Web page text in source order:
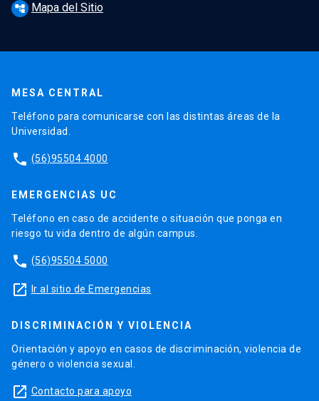
account_tree Mapa del Sitio
MESA CENTRAL
Teléfono para comunicarse con las distintas áreas de la
Universidad.
phone (56)95504 4000
EMERGENCIAS UC
Teléfono en caso de accidente o situación que ponga en
riesgo tu vida dentro de algún campus.
phone (56)95504 5000
launch Ir al sitio de Emergencias
DISCRIMINACIÓN Y VIOLENCIA
Orientación y apoyo en casos de discriminación, violencia de
género o violencia sexual.
launch Contacto para apoyo